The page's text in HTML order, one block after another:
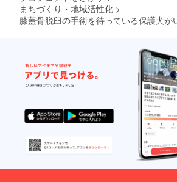
まちづくり・地域活性化 >
膝蓋骨脱臼の手術を待っている保護犬が